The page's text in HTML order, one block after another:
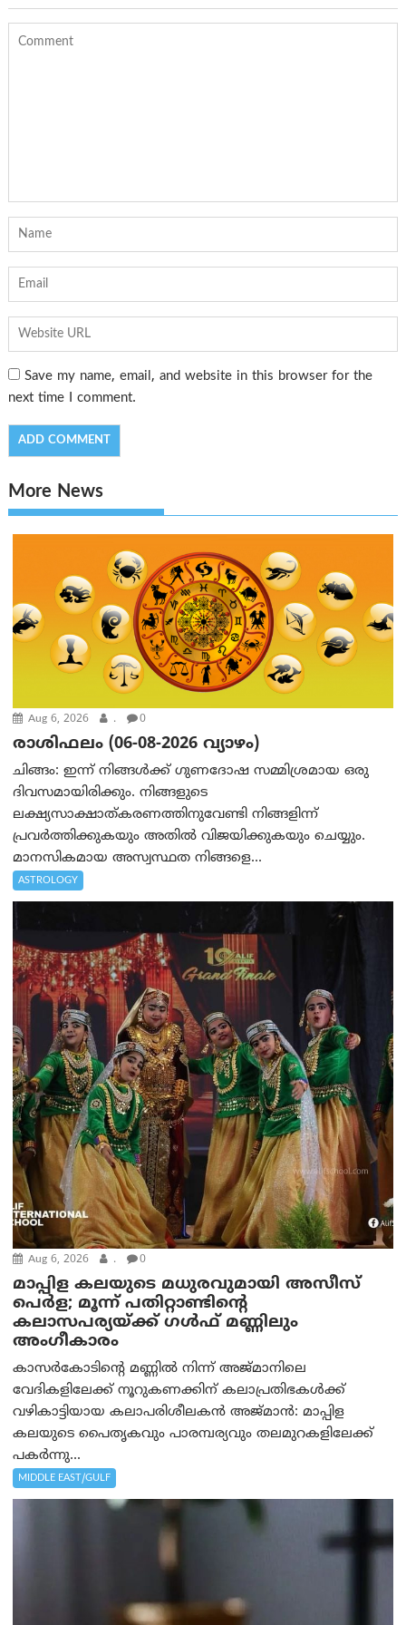
Save my name, email, and website in this browser for the
next time I comment.
More News
Aug 6, 2026 . 0
രാശിഫലം (06-08-2026 വ്യാഴം)
ചിങ്ങം: ഇന്ന് നിങ്ങൾക്ക് ഗുണദോഷ സമ്മിശ്രമായ ഒരു
ദിവസമായിരിക്കും. നിങ്ങളുടെ
ലക്ഷ്യസാക്ഷാത്കരണത്തിനുവേണ്ടി നിങ്ങളിന്ന്
പ്രവർത്തിക്കുകയും അതില്‍ വിജയിക്കുകയും ചെയ്യും.
മാനസികമായ അസ്വസ്ഥത നിങ്ങളെ...
ASTROLOGY
Aug 6, 2026 . 0
മാപ്പിള കലയുടെ മധുരവുമായി അസീസ്
പെർള; മൂന്ന് പതിറ്റാണ്ടിന്റെ
കലാസപര്യയ്ക്ക് ഗൾഫ് മണ്ണിലും
അംഗീകാരം
കാസർകോടിന്റെ മണ്ണിൽ നിന്ന് അജ്മാനിലെ
വേദികളിലേക്ക് നൂറുകണക്കിന് കലാപ്രതിഭകൾക്ക്
വഴികാട്ടിയായ കലാപരിശീലകൻ അജ്മാൻ: മാപ്പിള
കലയുടെ പൈതൃകവും പാരമ്പര്യവും തലമുറകളിലേക്ക്
പകർന്നു...
MIDDLE EAST/GULF